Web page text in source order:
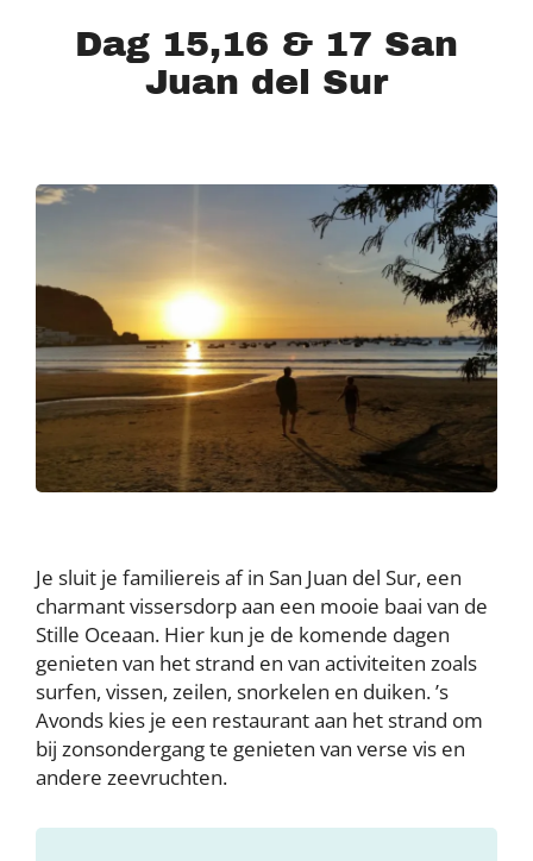
Dag 15,16 & 17 San
Juan del Sur
Je sluit je familiereis af in San Juan del Sur, een
charmant vissersdorp aan een mooie baai van de
Stille Oceaan. Hier kun je de komende dagen
genieten van het strand en van activiteiten zoals
surfen, vissen, zeilen, snorkelen en duiken. ’s
Avonds kies je een restaurant aan het strand om
bij zonsondergang te genieten van verse vis en
andere zeevruchten.